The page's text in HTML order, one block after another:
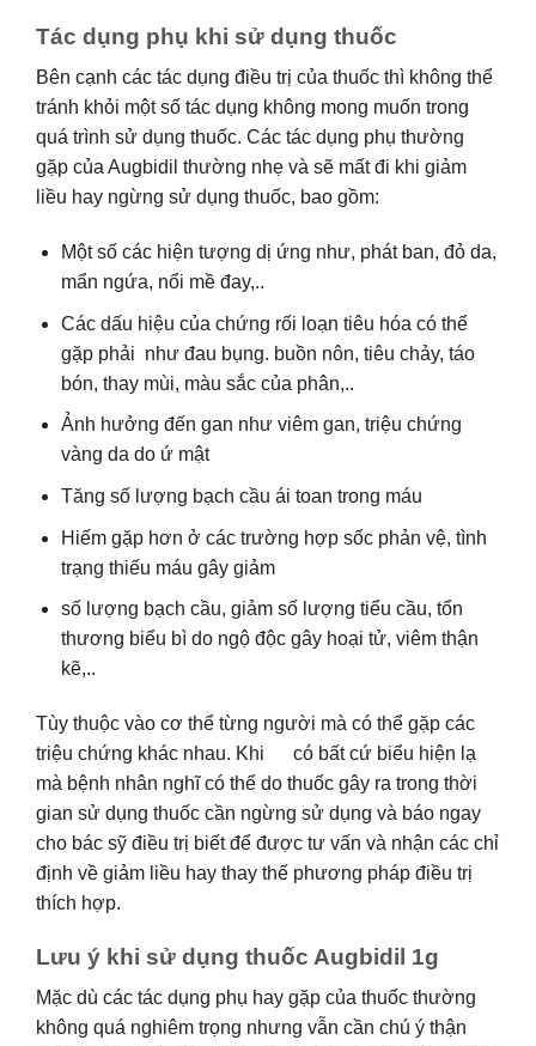
Tác dụng phụ khi sử dụng thuốc
Bên cạnh các tác dụng điều trị của thuốc thì không thể
tránh khỏi một số tác dụng không mong muốn trong
quá trình sử dụng thuốc. Các tác dụng phụ thường
gặp của Augbidil thường nhẹ và sẽ mất đi khi giảm
liều hay ngừng sử dụng thuốc, bao gồm:
Một số các hiện tượng dị ứng như, phát ban, đỏ da,
mẩn ngứa, nổi mề đay,..
Các dấu hiệu của chứng rối loạn tiêu hóa có thể
gặp phải như đau bụng. buồn nôn, tiêu chảy, táo
bón, thay mùi, màu sắc của phân,..
Ảnh hưởng đến gan như viêm gan, triệu chứng
vàng da do ứ mật
Tăng số lượng bạch cầu ái toan trong máu
Hiếm gặp hơn ở các trường hợp sốc phản vệ, tình
trạng thiếu máu gây giảm
số lượng bạch cầu, giảm số lượng tiểu cầu, tổn
thương biểu bì do ngộ độc gây hoại tử, viêm thận
kẽ,..
Tùy thuộc vào cơ thể từng người mà có thể gặp các
triệu chứng khác nhau. Khi có bất cứ biểu hiện lạ
mà bệnh nhân nghĩ có thể do thuốc gây ra trong thời
gian sử dụng thuốc cần ngừng sử dụng và báo ngay
cho bác sỹ điều trị biết để được tư vấn và nhận các chỉ
định về giảm liều hay thay thế phương pháp điều trị
thích hợp.
Lưu ý khi sử dụng thuốc Augbidil 1g
Mặc dù các tác dụng phụ hay gặp của thuốc thường
không quá nghiêm trọng nhưng vẫn cần chú ý thận